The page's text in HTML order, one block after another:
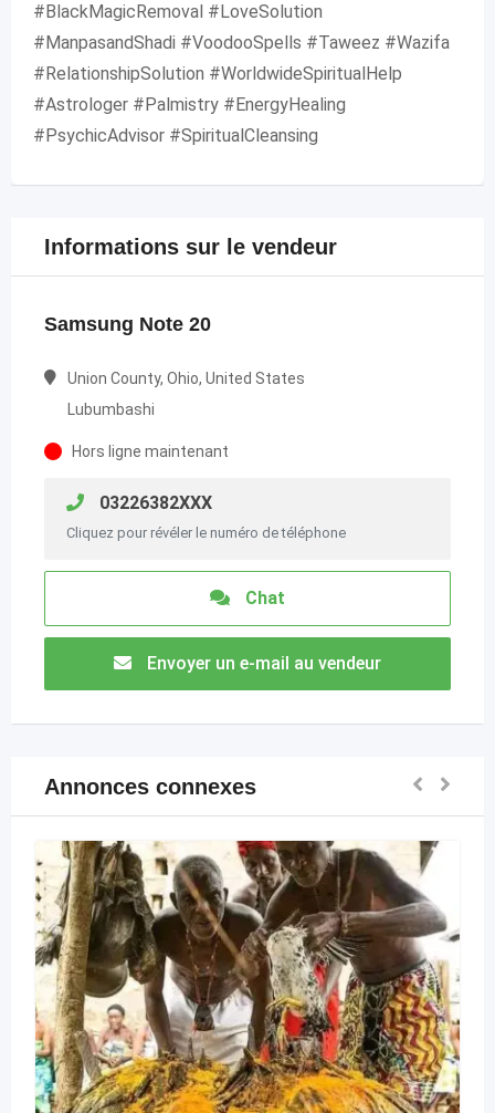
#BlackMagicRemoval #LoveSolution
#ManpasandShadi #VoodooSpells #Taweez #Wazifa
#RelationshipSolution #WorldwideSpiritualHelp
#Astrologer #Palmistry #EnergyHealing
#PsychicAdvisor #SpiritualCleansing
Informations sur le vendeur
Samsung Note 20
Union County, Ohio, United States
Lubumbashi
Hors ligne maintenant
03226382XXX
Cliquez pour révéler le numéro de téléphone
Chat
Envoyer un e-mail au vendeur
Annonces connexes